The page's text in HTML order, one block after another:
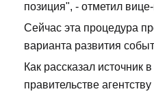
позиция", - отметил
Сейчас эта процедура
варианта развития
Как рассказал источник
правительстве